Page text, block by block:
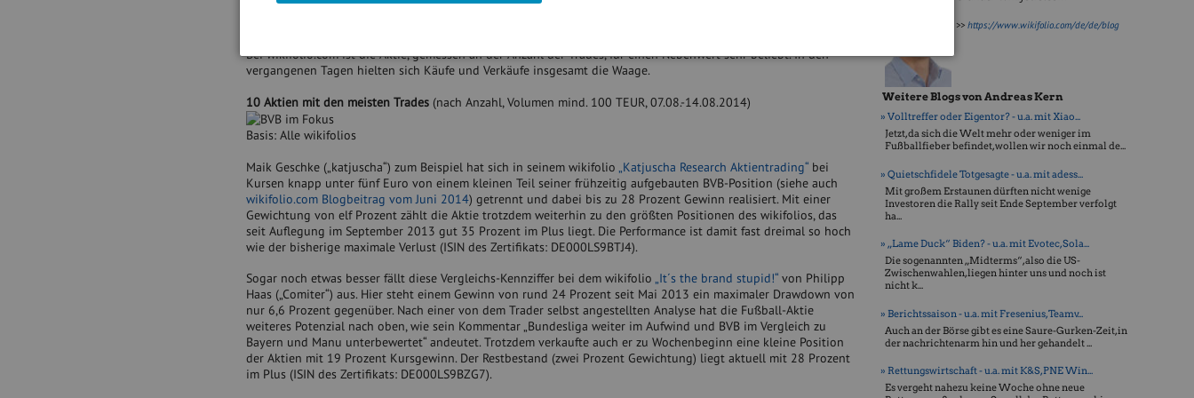
sollen die Gespräche mit potenziellen Firmen bis Ende September zu Abschlüssen gebracht werden. Im Juni
Bei wikifolio.com ist die Aktie, gemessen an der Anzahl der Trades, für einen Nebenwert sehr beliebt. In den
vergangenen Tagen hielten sich Käufe und Verkäufe insgesamt die Waage.
10 Aktien mit den meisten Trades(nach Anzahl, Volumen mind. 100 TEUR, 07.08.-14.08.2014)
Basis: Alle wikifolios
Maik Geschke („katjuscha“) zum Beispiel hat sich in seinem wikifolio „Katjuscha Research Aktientrading“bei
Kursen knapp unter fünf Euro von einem kleinen Teil seiner frühzeitig aufgebauten BVB-Position (siehe auch
wikifolio.com Blogbeitrag vom Juni 2014) getrennt und dabei bis zu 28 Prozent Gewinn realisiert. Mit einer
Gewichtung von elf Prozent zählt die Aktie trotzdem weiterhin zu den größten Positionen des wikifolios, das
seit Auflegung im September 2013 gut 35 Prozent im Plus liegt. Die Performance ist damit fast dreimal so hoch
wie der bisherige maximale Verlust (ISIN des Zertifikats: DE000LS9BTJ4).
Sogar noch etwas besser fällt diese Vergleichs-Kennziffer bei dem wikifolio „It´s the brand stupid!“von Philipp
Haas („Comiter“) aus. Hier steht einem Gewinn von rund 24 Prozent seit Mai 2013 ein maximaler Drawdown von
nur 6,6 Prozent gegenüber. Nach einer von dem Trader selbst angestellten Analyse hat die Fußball-Aktie
weiteres Potenzial nach oben, wie sein Kommentar „Bundesliga weiter im Aufwind und BVB im Vergleich zu
Bayern und Manu unterbewertet“ andeutet. Trotzdem verkaufte auch er zu Wochenbeginn eine kleine Position
der Aktien mit 19 Prozent Kursgewinn. Der Restbestand (zwei Prozent Gewichtung) liegt aktuell mit 28 Prozent
im Plus (ISIN des Zertifikats: DE000LS9BZG7).
>>https://www.wikifolio.com/de/de/blog
Weitere Blogs von Andreas Kern
» Volltreffer oder Eigentor? - u.a. mit Xiao...
Jetzt, da sich die Welt mehr oder weniger im
Fußballfieber befindet, wollen wir noch einmal de...
» Quietschfidele Totgesagte - u.a. mit adess...
Mit großem Erstaunen dürften nicht wenige
Investoren die Rally seit Ende September verfolgt
ha...
» „Lame Duck“ Biden? - u.a. mit Evotec, Sola...
Die sogenannten „Midterms“, also die US-
Zwischenwahlen, liegen hinter uns und noch ist
nicht k...
» Berichtssaison - u.a. mit Fresenius, Teamv...
Auch an der Börse gibt es eine Saure-Gurken-Zeit, in
der nachrichtenarm hin und her gehandelt ...
» Rettungswirtschaft - u.a. mit K&S, PNE Win...
Es vergeht nahezu keine Woche ohne neue